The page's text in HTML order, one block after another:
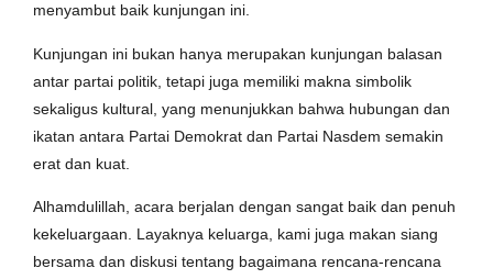
menyambut baik kunjungan ini.
Kunjungan ini bukan hanya merupakan kunjungan balasan
antar partai politik, tetapi juga memiliki makna simbolik
sekaligus kultural, yang menunjukkan bahwa hubungan dan
ikatan antara Partai Demokrat dan Partai Nasdem semakin
erat dan kuat.
Alhamdulillah, acara berjalan dengan sangat baik dan penuh
kekeluargaan. Layaknya keluarga, kami juga makan siang
bersama dan diskusi tentang bagaimana rencana-rencana